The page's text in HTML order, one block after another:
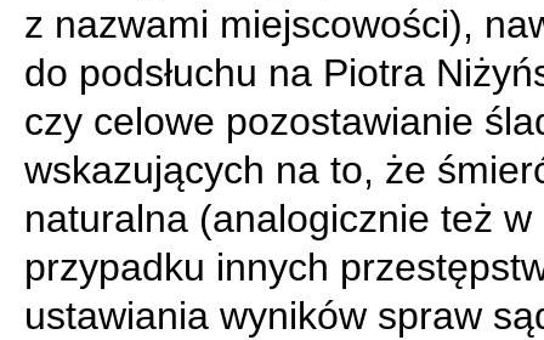
z nazwami miejscowości),
do podsłuchu na Piotra
czy celowe pozostawianie
wskazujących na to, że
naturalna (analogicznie też w
przypadku innych
ustawiania wyników spraw